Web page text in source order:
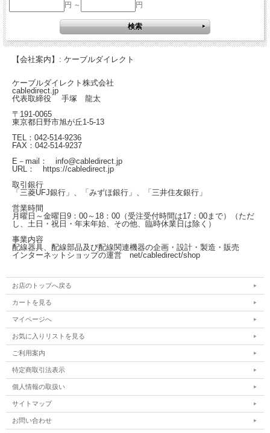
円 ～
円
【会社案内】: ケーブルダイレクト
ケーブルダイレクト株式会社
cabledirect.jp
代表取締役 手塚 龍太
〒191-0065
東京都日野市旭が丘1-5-13
TEL：042-514-9236
FAX：042-514-9237
E－mail： info@cabledirect.jp
URL： https://cabledirect.jp
取引銀行
「三菱UFJ銀行」、「みずほ銀行」、「三井住友銀行」
営業時間
月曜日～金曜日 9：00～18：00（受注受付時間は17：00まで）
（ただ
し、土日・祝日・年末年始、その他、臨時休業日は除く）
事業内容
配線器具、配線部品及び配線関連機器の企画・設計・製造・販売
インターネットショップの運営 net/cabledirect/shop
お店のトップへ戻る
カートを見る
マイページへ
お気に入りリストを見る
ご利用案内
特定商取引法表示
個人情報の取扱い
サイトマップ
お問い合わせ